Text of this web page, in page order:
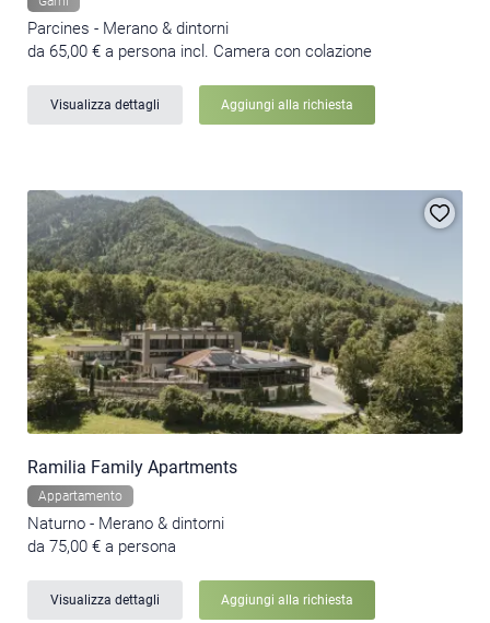
Parcines - Merano & dintorni
da 65,00 € a persona incl. Camera con colazione
Visualizza dettagli Aggiungi alla richiesta
Ramilia Family Apartments
Appartamento
Naturno - Merano & dintorni
da 75,00 € a persona
Visualizza dettagli Aggiungi alla richiesta